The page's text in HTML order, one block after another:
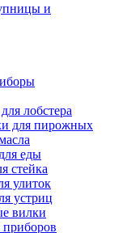
и
лобстера
для пирожных
еды
стейка
улиток
устриц
вилки